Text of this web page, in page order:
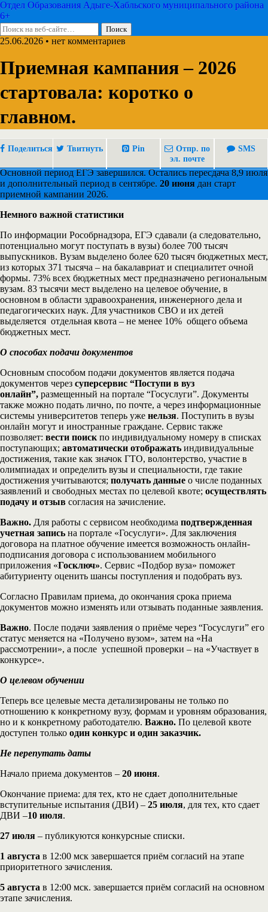
Отдел Образования Адыге-Хабльского муниципального района
6+
25.06.2026 • нет комментариев
Приемная кампания – 2026
стартовала: коротко о
главном.
Поделиться Твитнуть Pin
Отпр. по
эл. почте
SMS
Основной период ЕГЭ завершился. Остались пересдача 8,9 июля
и дополнительный период в сентябре. 20 июня дан старт
приемной кампании 2026.
Немного важной статистики
По информации Рособрнадзора, ЕГЭ сдавали (а следовательно,
потенциально могут поступать в вузы) более 700 тысяч
выпускников. Вузам выделено более 620 тысяч бюджетных мест,
из которых 371 тысяча – на бакалавриат и специалитет очной
формы. 73% всех бюджетных мест предназначено региональным
вузам. 83 тысячи мест выделено на целевое обучение, в
основном в области здравоохранения, инженерного дела и
педагогических наук. Для участников СВО и их детей
выделяется отдельная квота – не менее 10% общего объема
бюджетных мест.
О способах подачи документов
Основным способом подачи документов является подача
документов через суперсервис “Поступи в вуз
онлайн”, размещенный на портале “Госуслуги”. Документы
также можно подать лично, по почте, а через информационные
системы университетов теперь уже нельзя. Поступить в вузы
онлайн могут и иностранные граждане. Сервис также
позволяет: вести поиск по индивидуальному номеру в списках
поступающих; автоматически отображать индивидуальные
достижения, такие как значок ГТО, волонтерство, участие в
олимпиадах и определить вузы и специальности, где такие
достижения учитываются; получать данные о числе поданных
заявлений и свободных местах по целевой квоте; осуществлять
подачу и отзыв согласия на зачисление.
Важно. Для работы с сервисом необходима подтвержденная
учетная запись на портале «Госуслуги». Для заключения
договора на платное обучение имеется возможность онлайн-
подписания договора с использованием мобильного
приложения «Госключ». Сервис «Подбор вуза» поможет
абитуриенту оценить шансы поступления и подобрать вуз.
Согласно Правилам приема, до окончания срока приема
документов можно изменять или отзывать поданные заявления.
Важно. После подачи заявления о приёме через “Госуслуги” его
статус меняется на «Получено вузом», затем на «На
рассмотрении», а после успешной проверки – на «Участвует в
конкурсе».
О целевом обучении
Теперь все целевые места детализированы не только по
отношению к конкретному вузу, формам и уровням образования,
но и к конкретному работодателю. Важно. По целевой квоте
доступен только один конкурс и один заказчик.
Не перепутать даты
Начало приема документов – 20 июня.
Окончание приема: для тех, кто не сдает дополнительные
вступительные испытания (ДВИ) – 25 июля, для тех, кто сдает
ДВИ –10 июля.
27 июля – публикуются конкурсные списки.
1 августа в 12:00 мск завершается приём согласий на этапе
приоритетного зачисления.
5 августа в 12:00 мск. завершается приём согласий на основном
этапе зачисления.